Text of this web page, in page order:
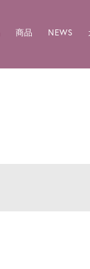
商品 NEWS